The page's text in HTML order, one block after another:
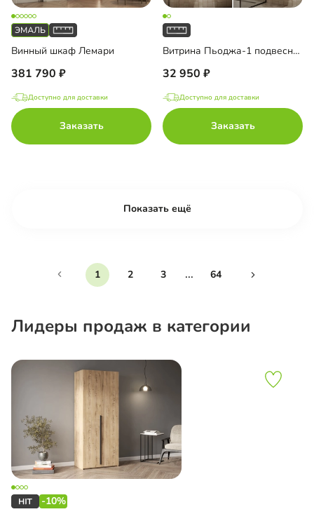
Винный шкаф Лемари
381 790
Доступно для доставки
Заказать
Витрина Пьоджа-1 подвесная
32 950
Доступно для доставки
Заказать
Показать ещё
1 2 3 ... 64
Лидеры продаж в категории
-10%